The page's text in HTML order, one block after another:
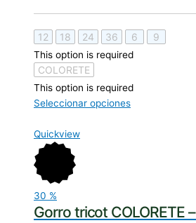
12 18 24 36 6 9
This option is required
COLORETE
This option is required
Seleccionar opciones
Quickview
30 %
Gorro tricot COLORETE